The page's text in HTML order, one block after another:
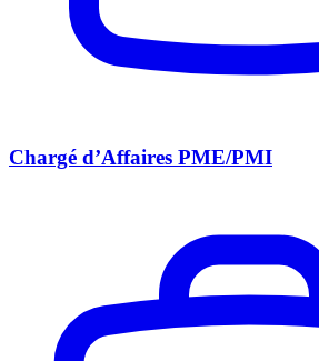
Chargé d’Affaires PME/PMI